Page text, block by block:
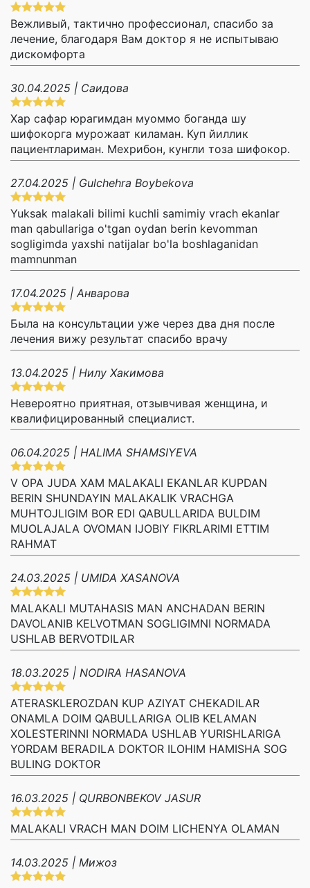
Вежливый, тактично профессионал, спасибо за
лечение, благодаря Вам доктор я не испытываю
дискомфорта
30.04.2025 | Саидова
Хар сафар юрагимдан муоммо боганда шу
шифокорга мурожаат киламан. Куп йиллик
пациентлариман. Мехрибон, кунгли тоза шифокор.
27.04.2025 | Gulchehra Boybekova
Yuksak malakali bilimi kuchli samimiy vrach ekanlar
man qabullariga o'tgan oydan berin kevomman
sogligimda yaxshi natijalar bo'la boshlaganidan
mamnunman
17.04.2025 | Анварова
Была на консультации уже через два дня после
лечения вижу результат спасибо врачу
13.04.2025 | Нилу Хакимова
Невероятно приятная, отзывчивая женщина, и
квалифицированный специалист.
06.04.2025 | HALIMA SHAMSIYEVA
V OPA JUDA XAM MALAKALI EKANLAR KUPDAN
BERIN SHUNDAYIN MALAKALIK VRACHGA
MUHTOJLIGIM BOR EDI QABULLARIDA BULDIM
MUOLAJALA OVOMAN IJOBIY FIKRLARIMI ETTIM
RAHMAT
24.03.2025 | UMIDA XASANOVA
MALAKALI MUTAHASIS MAN ANCHADAN BERIN
DAVOLANIB KELVOTMAN SOGLIGIMNI NORMADA
USHLAB BERVOTDILAR
18.03.2025 | NODIRA HASANOVA
ATERASKLEROZDAN KUP AZIYAT CHEKADILAR
ONAMLA DOIM QABULLARIGA OLIB KELAMAN
XOLESTERINNI NORMADA USHLAB YURISHLARIGA
YORDAM BERADILA DOKTOR ILOHIM HAMISHA SOG
BULING DOKTOR
16.03.2025 | QURBONBEKOV JASUR
MALAKALI VRACH MAN DOIM LICHENYA OLAMAN
14.03.2025 | Мижоз